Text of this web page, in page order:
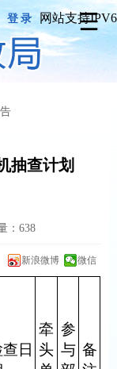
登录 网站支持IPV6
抽查计划
： 638
新浪微博 微信
日
牵
头
参
与 备